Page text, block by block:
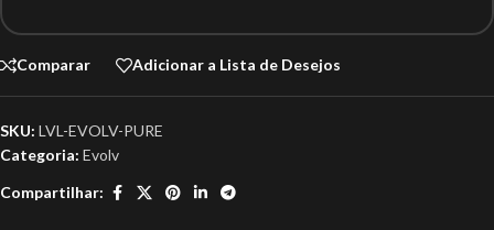
Comparar Adicionar a Lista de Desejos
SKU: LVL-EVOLV-PURE
Categoria: Evolv
Compartilhar: